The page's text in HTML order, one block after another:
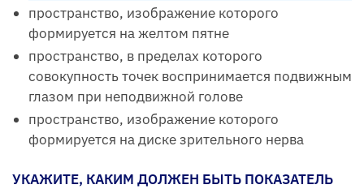
пространство, изображение которого
формируется на желтом пятне
пространство, в пределах которого
совокупность точек воспринимается подвижным
глазом при неподвижной голове
пространство, изображение которого
формируется на диске зрительного нерва
УКАЖИТЕ, КАКИМ ДОЛЖЕН БЫТЬ ПОКАЗАТЕЛЬ